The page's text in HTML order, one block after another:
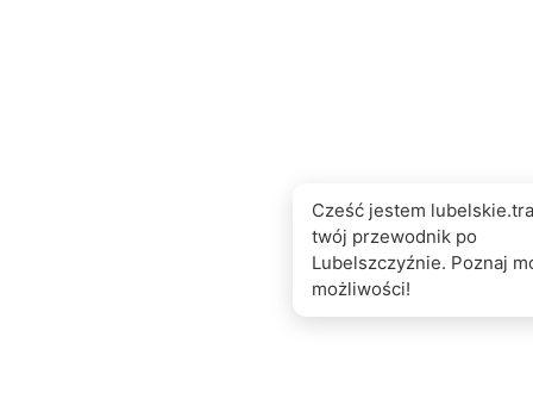
Cześć jestem
twój przewodnik po
Lubelszczyźnie. Poznaj
możliwości!